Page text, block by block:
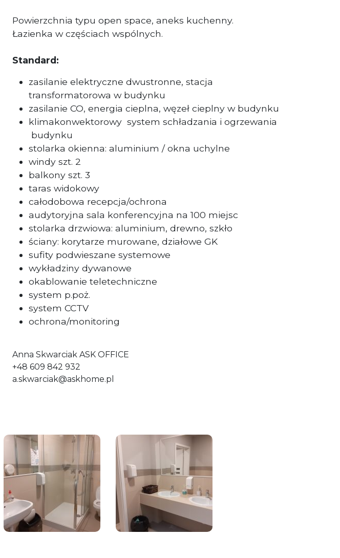
Powierzchnia typu open space, aneks kuchenny.
Łazienka w częściach wspólnych.
Standard:
zasilanie elektryczne dwustronne, stacja
transformatorowa w budynku
zasilanie CO, energia cieplna, węzeł cieplny w budynku
klimakonwektorowy system schładzania i ogrzewania
budynku
stolarka okienna: aluminium / okna uchylne
windy szt. 2
balkony szt. 3
taras widokowy
całodobowa recepcja/ochrona
audytoryjna sala konferencyjna na 100 miejsc
stolarka drzwiowa: aluminium, drewno, szkło
ściany: korytarze murowane, działowe GK
sufity podwieszane systemowe
wykładziny dywanowe
okablowanie teletechniczne
system p.poż.
system CCTV
ochrona/monitoring
Anna Skwarciak ASK OFFICE
+48 609 842 932
a.skwarciak@askhome.pl